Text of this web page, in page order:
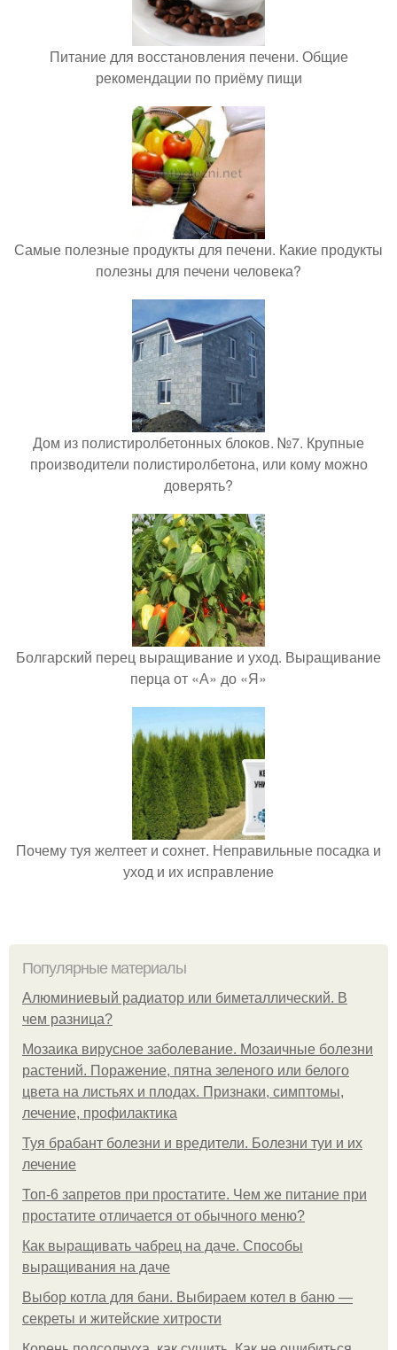
Питание для восстановления печени. Общие
рекомендации по приёму пищи
Самые полезные продукты для печени. Какие продукты
полезны для печени человека?
Дом из полистиролбетонных блоков. №7. Крупные
производители полистиролбетона, или кому можно
доверять?
Болгарский перец выращивание и уход. Выращивание
перца от «А» до «Я»
Почему туя желтеет и сохнет. Неправильные посадка и
уход и их исправление
Популярные материалы
Алюминиевый радиатор или биметаллический. В
чем разница?
Мозаика вирусное заболевание. Мозаичные болезни
растений. Поражение, пятна зеленого или белого
цвета на листьях и плодах. Признаки, симптомы,
лечение, профилактика
Туя брабант болезни и вредители. Болезни туи и их
лечение
Топ-6 запретов при простатите. Чем же питание при
простатите отличается от обычного меню?
Как выращивать чабрец на даче. Способы
выращивания на даче
Выбор котла для бани. Выбираем котел в баню —
секреты и житейские хитрости